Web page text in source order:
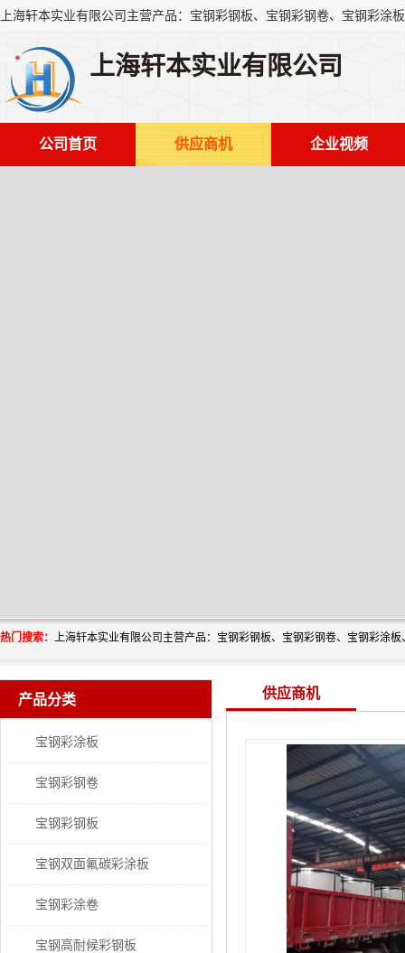
上海轩本实业有限公司
公司首页 供应商机 企业视频
热门搜索：
产品分类
宝钢彩涂板
宝钢彩钢卷
宝钢彩钢板
宝钢双面氟碳彩涂板
宝钢彩涂卷
宝钢高耐候彩钢板
供应商机